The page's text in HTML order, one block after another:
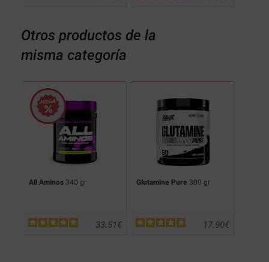
Otros productos de la
misma categoría
All Aminos 340 gr
€
33.51
Glutamine Pure 300 gr
€
17.90